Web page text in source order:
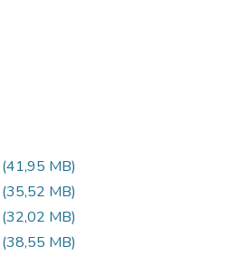
(41,95 MB)
(35,52 MB)
(32,02 MB)
(38,55 MB)